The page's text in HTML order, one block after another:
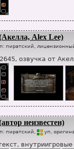
Alex Lee)
пиратский,
озвучка от
неизвестен)
пиратский, уп ,